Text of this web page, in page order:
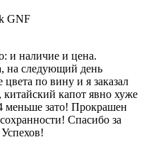
GNF
и наличие и цена.
на следующий день
по вину и я заказал
китайский капот явно хуже
меньше зато! Прокрашен
Спасибо за